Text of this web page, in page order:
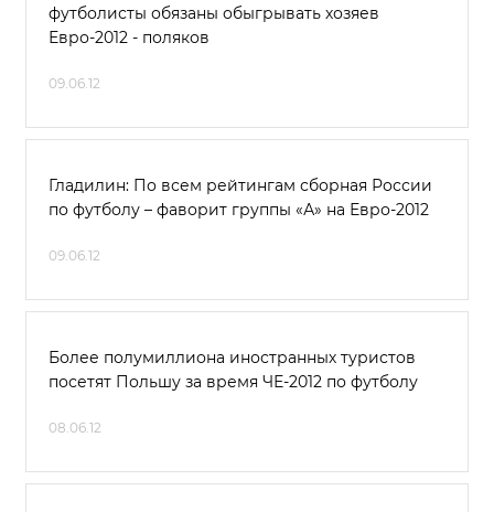
футболисты обязаны обыгрывать хозяев
Евро-2012 - поляков
09.06.12
Гладилин: По всем рейтингам сборная России
по футболу – фаворит группы «А» на Евро-2012
09.06.12
Более полумиллиона иностранных туристов
посетят Польшу за время ЧЕ-2012 по футболу
08.06.12